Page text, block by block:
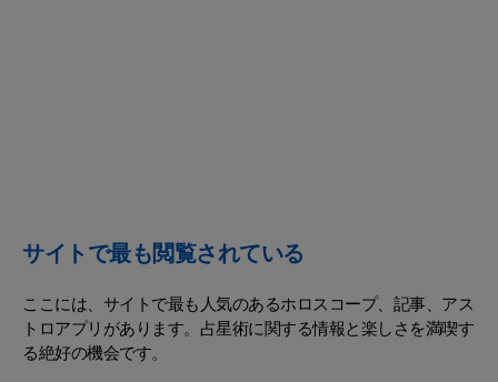
サイトで最も閲覧されている
ここには、サイトで最も人気のあるホロスコープ、記事、アス
トロアプリがあります。占星術に関する情報と楽しさを満喫す
る絶好の機会です。